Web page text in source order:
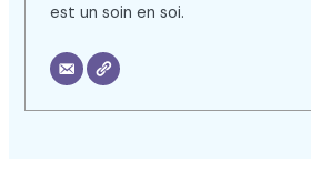
est un soin en soi.